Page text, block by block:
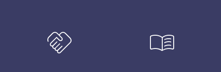
handshake menu_book